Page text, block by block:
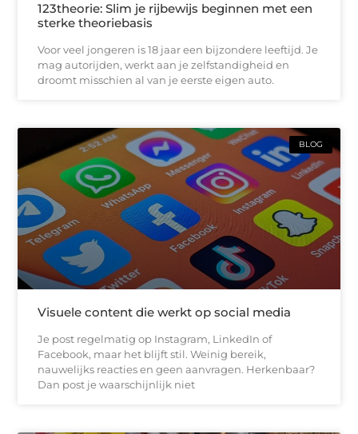
123theorie: Slim je rijbewijs beginnen met een
sterke theoriebasis
Voor veel jongeren is 18 jaar een bijzondere leeftijd. Je
mag autorijden, werkt aan je zelfstandigheid en
droomt misschien al van je eerste eigen auto.
BLOG
Visuele content die werkt op social media
Je post regelmatig op Instagram, LinkedIn of
Facebook, maar het blijft stil. Weinig bereik,
nauwelijks reacties en geen aanvragen. Herkenbaar?
Dan post je waarschijnlijk niet